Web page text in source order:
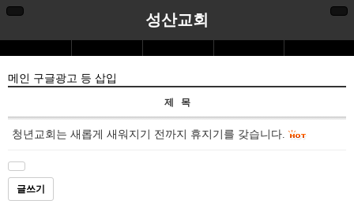
성산교회
메인 구글광고 등 삽입
제 목
청년교회는 새롭게 새워지기 전까지 휴지기를 갖습니다.
글쓰기